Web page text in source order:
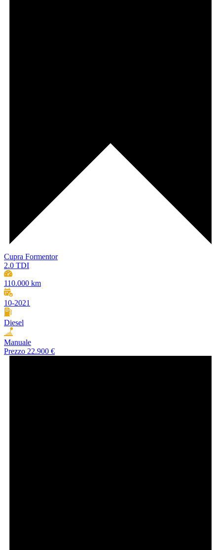
Cupra Formentor
2.0 TDI
110.000 km
10-2021
Diesel
Manuale
Prezzo 22.900 €